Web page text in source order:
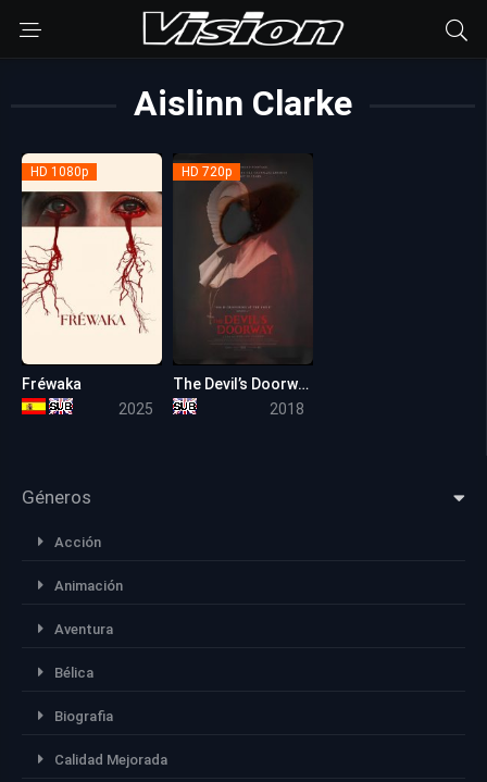
Aislinn Clarke
HD 1080p
Fréwaka
2025
HD 720p
The Devil’s Doorway
2018
Géneros
Acción
Animación
Aventura
Bélica
Biografia
Calidad Mejorada